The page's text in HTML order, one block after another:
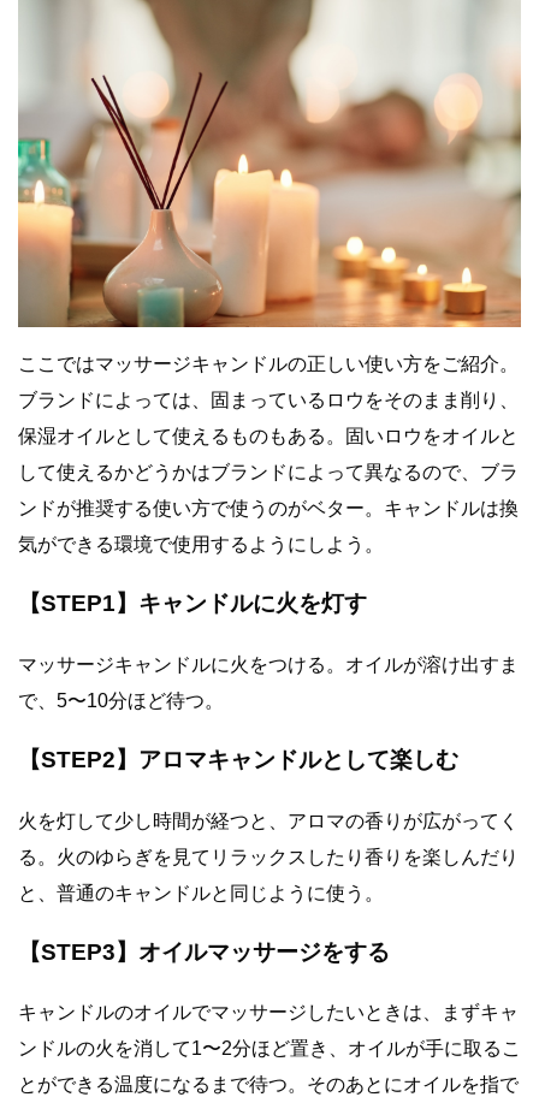
ここではマッサージキャンドルの正しい使い方をご紹介。
ブランドによっては、固まっているロウをそのまま削り、
保湿オイルとして使えるものもある。固いロウをオイルと
して使えるかどうかはブランドによって異なるので、ブラ
ンドが推奨する使い方で使うのがベター。キャンドルは換
気ができる環境で使用するようにしよう。
【STEP1】キャンドルに火を灯す
マッサージキャンドルに火をつける。オイルが溶け出すま
で、5〜10分ほど待つ。
【STEP2】アロマキャンドルとして楽しむ
火を灯して少し時間が経つと、アロマの香りが広がってく
る。火のゆらぎを見てリラックスしたり香りを楽しんだり
と、普通のキャンドルと同じように使う。
【STEP3】オイルマッサージをする
キャンドルのオイルでマッサージしたいときは、まずキャ
ンドルの火を消して1〜2分ほど置き、オイルが手に取るこ
とができる温度になるまで待つ。そのあとにオイルを指で